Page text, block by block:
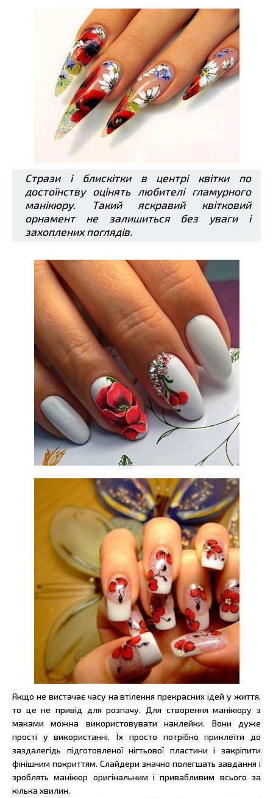
Стрази і блискітки в центрі квітки по
достоїнству оцінять любителі гламурного
манікюру. Такий яскравий квітковий
орнамент не залишиться без уваги і
захоплених поглядів.
Якщо не вистачає часу на втілення прекрасних ідей у життя,
то це не привід для розпачу. Для створення манікюру з
маками можна використовувати наклейки. Вони дуже
прості у використанні. Їх просто потрібно приклеїти до
заздалегідь підготовленої нігтьової пластини і закріпити
фінішним покриттям. Слайдери значно полегшать завдання і
зроблять манікюр оригінальним і привабливим всього за
кілька хвилин.